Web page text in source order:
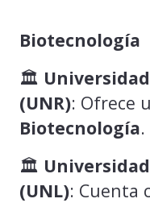
Biotecnología
🏛️
(UNR): Ofrece
Biotecnología.
🏛️
(UNL): Cuenta